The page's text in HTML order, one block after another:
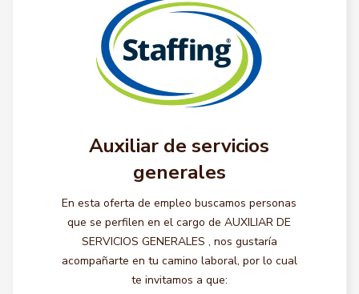
Auxiliar de servicios
generales
En esta oferta de empleo buscamos personas
que se perfilen en el cargo de AUXILIAR DE
SERVICIOS GENERALES , nos gustaría
acompañarte en tu camino laboral, por lo cual
te invitamos a que: